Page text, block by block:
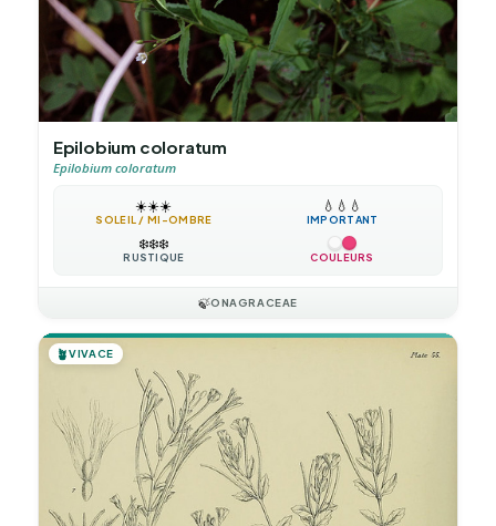
Epilobium coloratum
Epilobium coloratum
☀️☀️☀️
SOLEIL / MI-OMBRE
💧 💧 💧
IMPORTANT
❄️❄️❄️
RUSTIQUE COULEURS
🍃ONAGRACEAE
🪴VIVACE